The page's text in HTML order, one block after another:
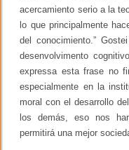
acercamiento serio a la
lo que principalmente
del conocimiento.”
desenvolvimento
expressa esta frase no
especialmente en la
moral con el desarrollo
los demás, eso nos
permitirá una mejor